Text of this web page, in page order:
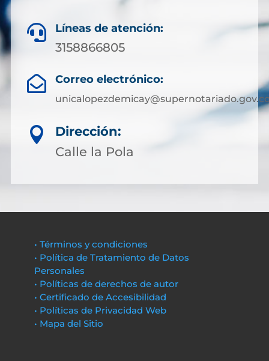
 Líneas de atención:
3158866805
 Correo electrónico:

Dirección:
Calle la Pola
• Términos y condiciones
• Política de Tratamiento de Datos
Personales
• Políticas de derechos de autor
• Certificado de Accesibilidad
• Políticas de Privacidad Web
• Mapa del Sitio